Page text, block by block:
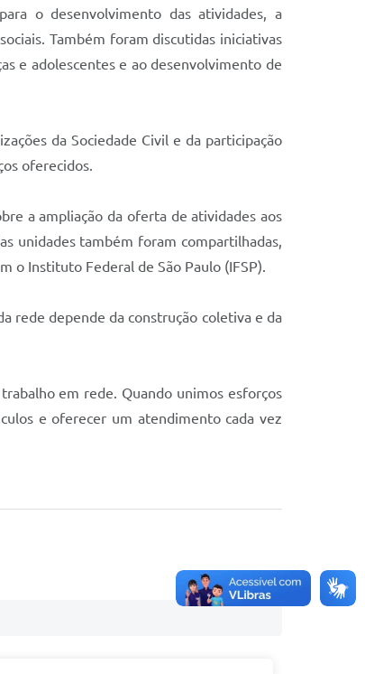
o desenvolvimento das atividades, a
Também foram discutidas iniciativas
e adolescentes e ao desenvolvimento de
da Sociedade Civil e da participação
oferecidos.
a ampliação da oferta de atividades aos
unidades também foram compartilhadas,
o Instituto Federal de São Paulo (IFSP).
rede depende da construção coletiva e da
em rede. Quando unimos esforços
e oferecer um atendimento cada vez